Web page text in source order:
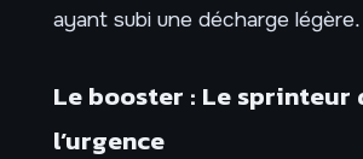
ayant subi une décharge légère.
Le booster : Le sprinteur
l’urgence